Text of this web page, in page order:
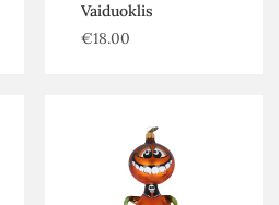
Vaiduoklis
€18.00